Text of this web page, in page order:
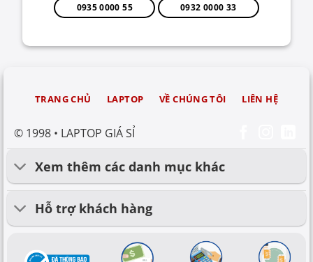
0935 0000 55 0932 0000 33
© 1998 • LAPTOP GIÁ SỈ
TRANG CHỦ LAPTOP VỀ CHÚNG TÔI LIÊN HỆ
Xem thêm các danh mục khác
Hỗ trợ khách hàng